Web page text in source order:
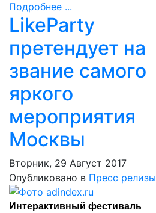
Подробнее ...
LikeParty
претендует на
звание самого
яркого
мероприятия
Москвы
Вторник, 29 Август 2017
Опубликовано в Пресс релизы
Интерактивный фестиваль